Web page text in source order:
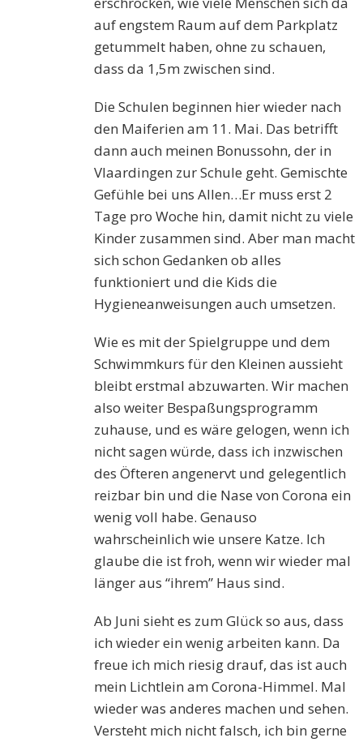
auf engstem Raum auf dem Parkplatz
getummelt haben, ohne zu schauen,
dass da 1,5m zwischen sind.
Die Schulen beginnen hier wieder nach
den Maiferien am 11. Mai. Das betrifft
dann auch meinen Bonussohn, der in
Vlaardingen zur Schule geht. Gemischte
Gefühle bei uns Allen…Er muss erst 2
Tage pro Woche hin, damit nicht zu viele
Kinder zusammen sind. Aber man macht
sich schon Gedanken ob alles
funktioniert und die Kids die
Hygieneanweisungen auch umsetzen.
Wie es mit der Spielgruppe und dem
Schwimmkurs für den Kleinen aussieht
bleibt erstmal abzuwarten. Wir machen
also weiter Bespaßungsprogramm
zuhause, und es wäre gelogen, wenn ich
nicht sagen würde, dass ich inzwischen
des Öfteren angenervt und gelegentlich
reizbar bin und die Nase von Corona ein
wenig voll habe. Genauso
wahrscheinlich wie unsere Katze. Ich
glaube die ist froh, wenn wir wieder mal
länger aus “ihrem” Haus sind.
Ab Juni sieht es zum Glück so aus, dass
ich wieder ein wenig arbeiten kann. Da
freue ich mich riesig drauf, das ist auch
mein Lichtlein am Corona-Himmel. Mal
wieder was anderes machen und sehen.
Versteht mich nicht falsch, ich bin gerne